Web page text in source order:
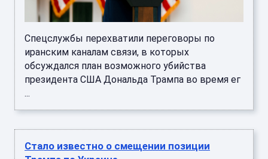
Спецслужбы перехватили переговоры по
иранским каналам связи, в которых
обсуждался план возможного убийства
президента США Дональда Трампа во время ег
...
Стало известно о смещении позиции